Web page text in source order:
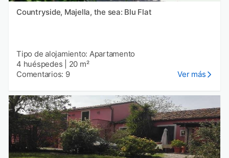
Countryside, Majella, the sea: Blu Flat
Tipo de alojamiento: Apartamento
4 huéspedes
20 m²
Comentarios: 9
Ver más